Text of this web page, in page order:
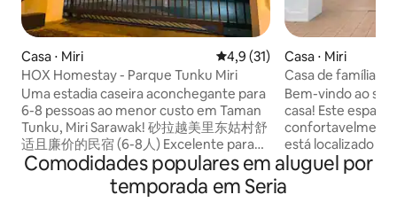
Casa ⋅ Miri 4,9 de uma avaliação média
4,9 (31)
HOX Homestay - Parque Tunku Miri
Uma estadia caseira aconchegante para
6-8 pessoas ao menor custo em Taman
Tunku, Miri Sarawak! 砂拉越美里东姑村舒
适且廉价的民宿 (6-8人) Excelente para
retiro 🙌🏼 ⭕️ 3 Quartos para 6-8
pessoas (Quarto 1 - Cama de solteiro;
Quarto 2 - Cama Queen size + Cama de
Casa ⋅ Miri
Casa de família
estacionamento
Bem-vindo ao
casa! Este
está localizado
apenas 10
atrações, pontos
de refeições.
Comodidades populares em aluguel por
temporada em Seria